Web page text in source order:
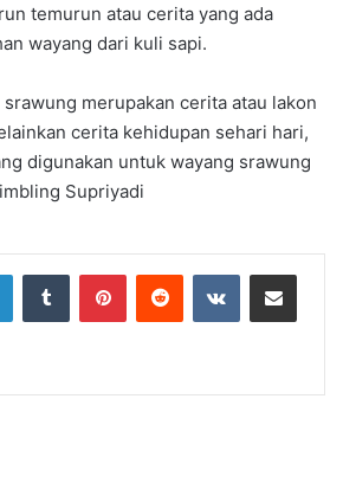
temurun atau cerita yang ada
wayang dari kuli sapi.
srawung merupakan cerita atau lakon
cerita kehidupan sehari hari,
digunakan untuk wayang srawung
Supriyadi